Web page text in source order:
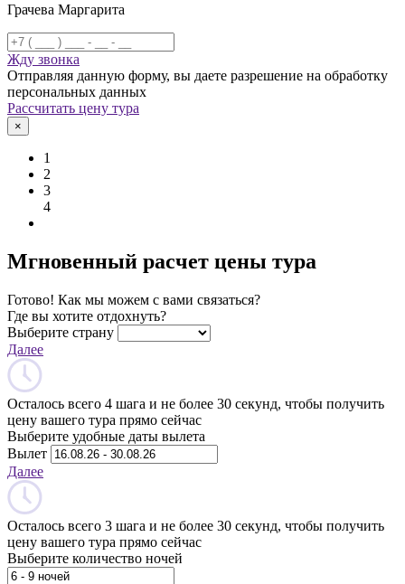
Грачева Маргарита
Жду звонка
Отправляя данную форму, вы даете разрешение на обработку
персональных данных
Рассчитать цену тура
×
1
2
3
4
Мгновенный расчет цены тура
Готово! Как мы можем с вами связаться?
Где вы хотите отдохнуть?
Выберите страну
Далее
Осталось всего 4 шага и не более 30 секунд, чтобы получить
цену вашего тура прямо сейчас
Выберите удобные даты вылета
Вылет
Далее
Осталось всего 3 шага и не более 30 секунд, чтобы получить
цену вашего тура прямо сейчас
Выберите количество ночей